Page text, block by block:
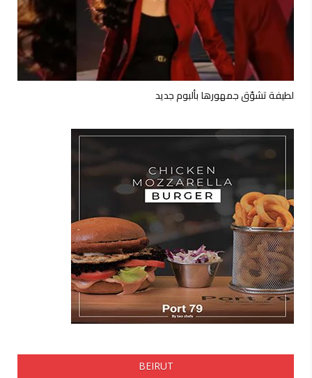
لطيفة تشوّق جمهورها بألبوم جديد
BEIRUT